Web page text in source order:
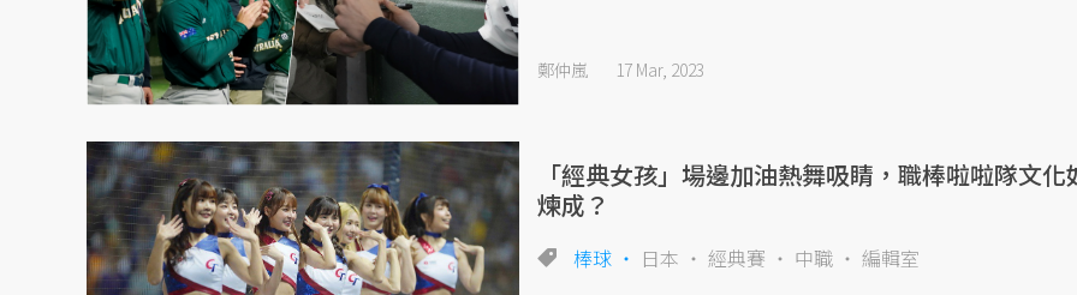
鄭仲嵐 17 Mar, 2023
「經典女孩」場邊加油熱舞吸睛，職棒啦啦隊文化
煉成？
棒球 日本 經典賽 中職 編輯室